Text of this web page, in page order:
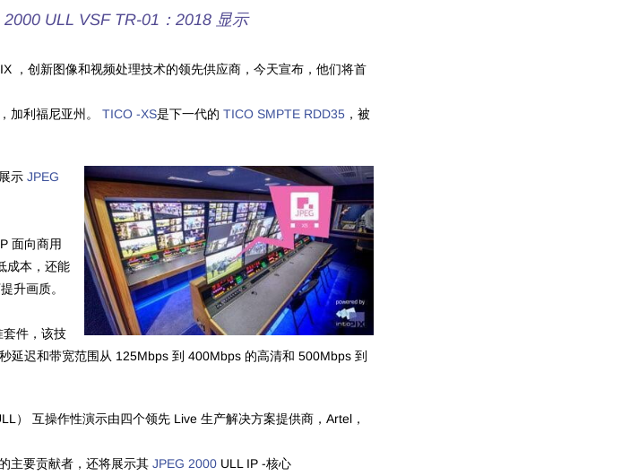
ULL VSF TR-01：2018 显示
，创新图像和视频处理技术的领先供应商，今天宣布，他们将首
加利福尼亚州。
TICO -XS是下一代的 TICO SMPTE RDD35，被
示JPEG
面向商用
成本，还能
升画质。
件，该技
延迟和带宽范围从 125Mbps 到 400Mbps 的高清和 500Mbps 到
） 互操作性演示由四个领先 Live 生产解决方案提供商，Artel，
主要贡献者，还将展示其JPEG 2000ULL IP -核心